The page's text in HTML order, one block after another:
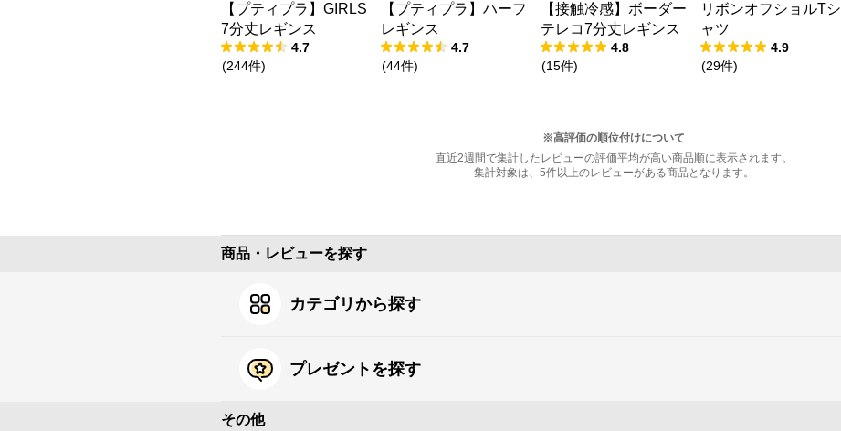
【プティプラ】GIRLS
7分丈レギンス
4.7
(244件)
【プティプラ】ハーフ
レギンス
4.7
(44件)
【接触冷感】ボーダー
テレコ7分丈レギンス
4.8
(15件)
リボンオフショルTシ
ャツ
4.9
(29件)
※高評価の順位付けについて
直近2週間で集計したレビューの評価平均が高い商品順に表示されます。
集計対象は、5件以上のレビューがある商品となります。
商品・レビューを探す
カテゴリから探す
プレゼントを探す
その他